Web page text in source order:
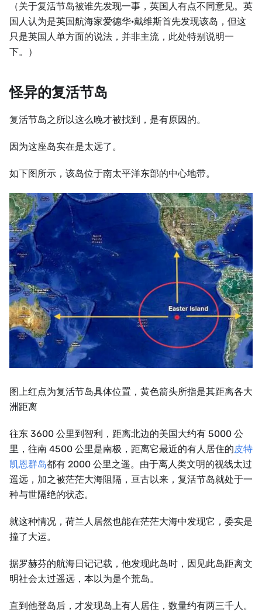
（关于复活节岛被谁先发现一事，英国人有点不同意见。英
国人认为是英国航海家爱德华·戴维斯首先发现该岛，但这
只是英国人单方面的说法，并非主流，此处特别说明一
下。）
怪异的复活节岛
复活节岛之所以这么晚才被找到，是有原因的。
因为这座岛实在是太远了。
如下图所示，该岛位于南太平洋东部的中心地带。
图上红点为复活节岛具体位置，黄色箭头所指是其距离各大
洲距离
往东 3600 公里到智利，距离北边的美国大约有 5000 公
里，往南 4500 公里是南极，距离它最近的有人居住的皮特
凯恩群岛都有 2000 公里之遥。由于离人类文明的视线太过
遥远，加之被茫茫大海阻隔，亘古以来，复活节岛就处于一
种与世隔绝的状态。
就这种情况，荷兰人居然也能在茫茫大海中发现它，委实是
撞了大运。
据罗赫芬的航海日记记载，他发现此岛时，因见此岛距离文
明社会太过遥远，本以为是个荒岛。
直到他登岛后，才发现岛上有人居住，数量约有两三千人。